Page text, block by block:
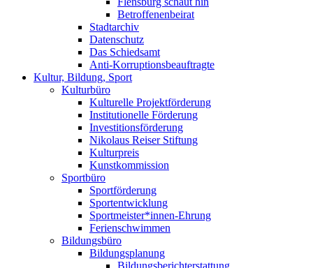
Betroffenenbeirat
Stadtarchiv
Datenschutz
Das Schiedsamt
Anti-Korruptionsbeauftragte
Kultur, Bildung, Sport
Kulturbüro
Kulturelle Projektförderung
Institutionelle Förderung
Investitionsförderung
Nikolaus Reiser Stiftung
Kulturpreis
Kunstkommission
Sportbüro
Sportförderung
Sportentwicklung
Sportmeister*innen-Ehrung
Ferienschwimmen
Bildungsbüro
Bildungsplanung
Bildungsberichterstattung